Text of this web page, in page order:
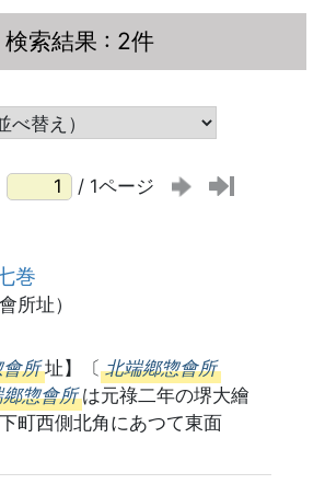
検索結果 : 2件
/ 1ページ
巻
所址）
所址】〔 北端鄕惣會所
惣會所 は元祿二年の堺大繪
町西側北角にあつて東面